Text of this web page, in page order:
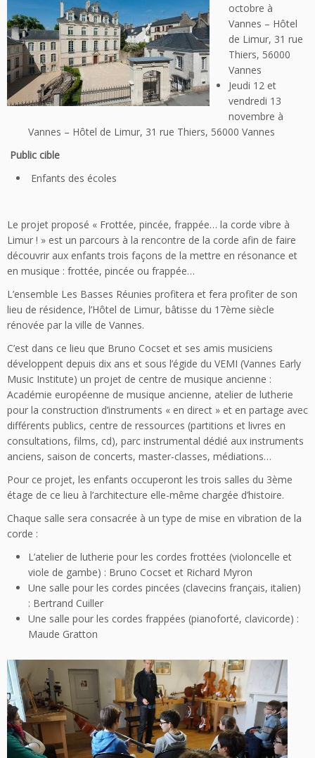
octobre à
Vannes – Hôtel
de Limur, 31 rue
Thiers, 56000
Vannes
Jeudi 12 et
vendredi 13
novembre à
Vannes – Hôtel de Limur, 31 rue Thiers, 56000 Vannes
Public cible
Enfants des écoles
Le projet proposé « Frottée, pincée, frappée… la corde vibre à
Limur ! » est un parcours à la rencontre de la corde afin de faire
découvrir aux enfants trois façons de la mettre en résonance et
en musique : frottée, pincée ou frappée…
L’ensemble Les Basses Réunies profitera et fera profiter de son
lieu de résidence, l’Hôtel de Limur, bâtisse du 17ème siècle
rénovée par la ville de Vannes.
C’est dans ce lieu que Bruno Cocset et ses amis musiciens
développent depuis dix ans et sous l’égide du VEMI (Vannes Early
Music Institute) un projet de centre de musique ancienne :
Académie européenne de musique ancienne, atelier de lutherie
pour la construction d’instruments « en direct » et en partage avec
différents publics, centre de ressources (partitions et livres en
consultations, films, cd), parc instrumental dédié aux instruments
anciens, saison de concerts, master-classes, médiations…
Pour ce projet, les enfants occuperont les trois salles du 3ème
étage de ce lieu à l’architecture elle-même chargée d’histoire.
Chaque salle sera consacrée à un type de mise en vibration de la
corde :
L’atelier de lutherie pour les cordes frottées (violoncelle et
viole de gambe) : Bruno Cocset et Richard Myron
Une salle pour les cordes pincées (clavecins français, italien)
: Bertrand Cuiller
Une salle pour les cordes frappées (pianoforté, clavicorde) :
Maude Gratton